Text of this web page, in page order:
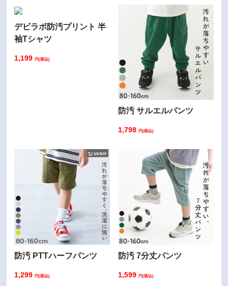
デビラボ防汚プリント 半
袖Tシャツ
1,199円(税込)
防汚 サルエルパンツ
1,798 円(税込)
防汚 PTTハーフパンツ
1,299円(税込)
防汚 7分丈パンツ
1,599 円(税込)